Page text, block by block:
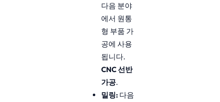
다음 분야
에서 원통
형 부품 가
공에 사용
됩니다.
CNC 선반
가공.
밀링: 다음